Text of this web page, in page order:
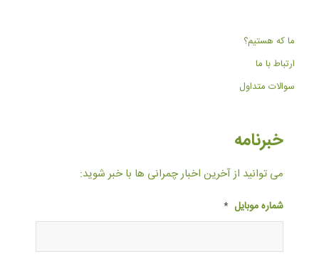
ما که هستیم؟
ارتباط با ما
سوالات متداول
خبرنامه
می توانید از آخرین اخبار چمرانی ها با خبر شوید:
شماره موبایل *